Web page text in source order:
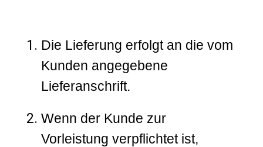
Die Lieferung erfolgt an die vom
Kunden angegebene
Lieferanschrift.
Wenn der Kunde zur
Vorleistung verpflichtet ist,